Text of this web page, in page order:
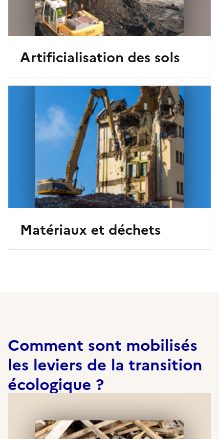
Artificialisation des sols
Matériaux et déchets
Comment sont mobilisés
les leviers de la transition
écologique ?